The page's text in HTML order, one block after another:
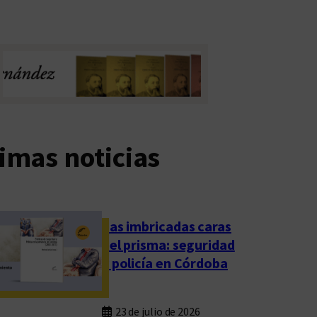
noticias
Las imbricadas caras
del prisma: seguridad
y policía en Córdoba
23 de julio de 2026